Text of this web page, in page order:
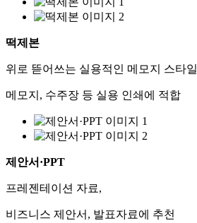
떡제본
위로 뜯어쓰는 실용적인 메모지 스타일
메모지, 수주장 등 실용 인쇄에 적합
제안서·PPT
프레젠테이션 자료,
비즈니스 제안서, 발표자료에 추천